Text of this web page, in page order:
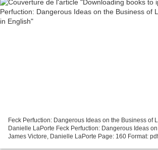
Feck Perfuction: Dangerous Ideas on the Business of
Danielle LaPorte Feck Perfuction: Dangerous Ideas
James Victore, Danielle LaPorte Page: 160 Format: